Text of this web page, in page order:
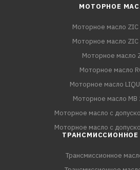
МОТОРНОЕ
Моторное масло
Моторное масло
Моторное масло
Моторное масло
Моторное масло
Моторное масло MB
Моторное масло с
Моторное масло с
Трансмиссионное